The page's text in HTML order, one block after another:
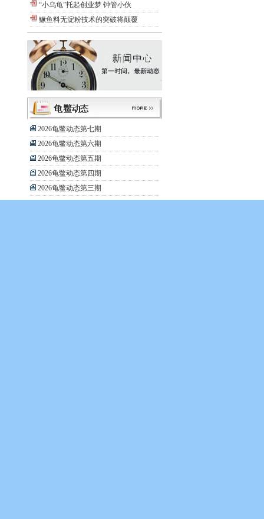
“小乌龟”托起创业梦 钟管小伙
鳜鱼料无淀粉技术的突破将颠覆
2026龟鳖动态第七期
2026龟鳖动态第六期
2026龟鳖动态第五期
2026龟鳖动态第四期
2026龟鳖动态第三期